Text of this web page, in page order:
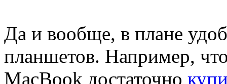
Да и вообще, в плане
планшетов. Например,
MacBook достаточно